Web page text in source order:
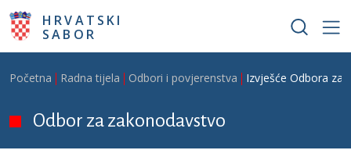
Skoči na glavni sadržaj
HRVATSKI
SABOR
Breadcrumb
Početna Radna tijela Odbori i povjerenstva Izvješće Odbora za
Odbor za zakonodavstvo